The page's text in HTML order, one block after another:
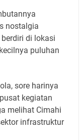
nostalgia
di lokasi
puluhan
sore harinya
kegiatan
melihat Cimahi
infrastruktur